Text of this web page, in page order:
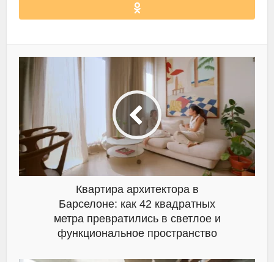
Квартира архитектора в
Барселоне: как 42 квадратных
метра превратились в светлое и
функциональное пространство